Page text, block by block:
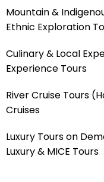
Mountain &
Ethnic Exploration
Culinary & Local
Experience Tours
River Cruise Tours
Cruises
Luxury Tours on
Luxury & MICE Tours